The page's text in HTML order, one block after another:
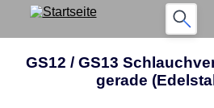
GS12 / GS13
gerade